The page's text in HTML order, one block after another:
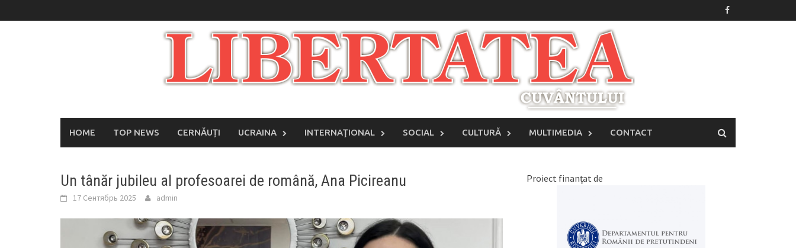
to
HOME TOP NEWS CERNĂUȚI UCRAINA INTERNAŢIONAL SOCIAL CULTURĂ MULTIMEDIA CONTACT
Un tânăr jubileu al profesoarei de română, Ana Picireanu
17 Сентябрь 2025 admin
Proiect finanțat de